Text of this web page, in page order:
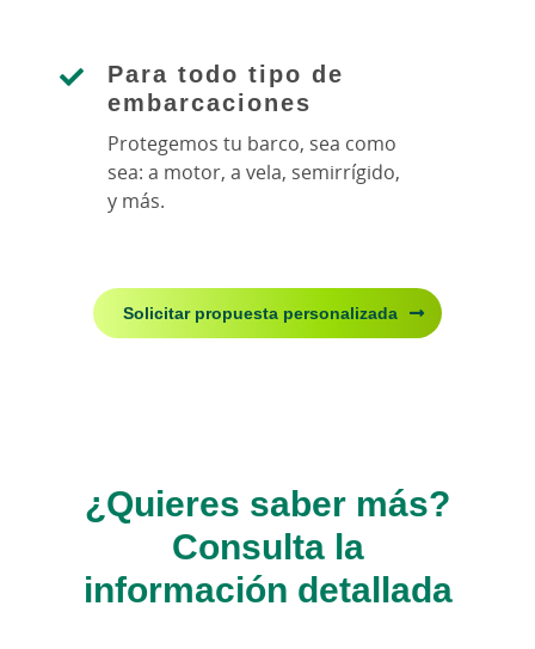
Para todo tipo de
embarcaciones
Protegemos tu barco, sea como
sea: a motor, a vela, semirrígido,
y más.
Solicitar propuesta personalizada
¿Quieres saber más?
Consulta la
información detallada